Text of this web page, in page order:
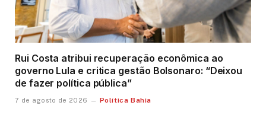
Rui Costa atribui recuperação econômica ao
governo Lula e critica gestão Bolsonaro: “Deixou
de fazer política pública”
7 de agosto de 2026 Política Bahia